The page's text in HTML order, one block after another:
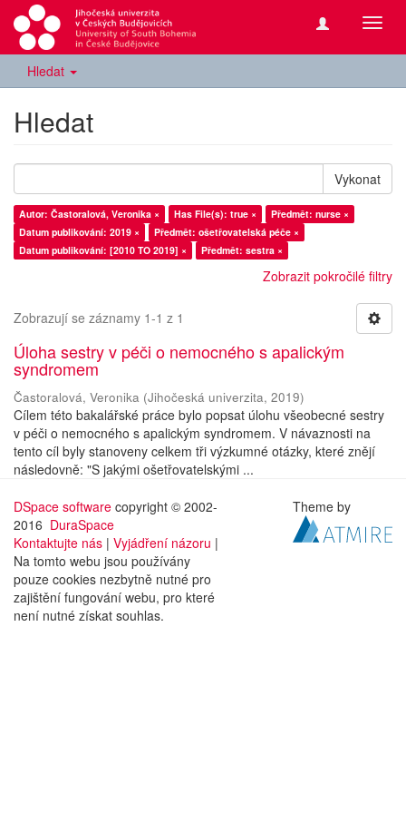
Hledat
Hledat
Vykonat
Autor: Častoralová, Veronika × Has File(s): true ×
Předmět: nurse ×
Datum publikování: 2019 ×
Předmět: ošetřovatelská péče ×
Datum publikování: [2010 TO 2019] ×
Předmět: sestra ×
Zobrazit pokročilé filtry
Zobrazují se záznamy 1-1 z 1
Úloha sestry v péči o nemocného s apalickým
syndromem
Častoralová, Veronika (Jihočeská univerzita, 2019)
Cílem této bakalářské práce bylo popsat úlohu všeobecné sestry
v péči o nemocného s apalickým syndromem. V návaznosti na
tento cíl byly stanoveny celkem tři výzkumné otázky, které znějí
následovně: "S jakými ošetřovatelskými ...
DSpace software copyright © 2002-
2016 DuraSpace
Kontaktujte nás | Vyjádření názoru |
Na tomto webu jsou používány
pouze cookies nezbytně nutné pro
zajištění fungování webu, pro které
není nutné získat souhlas.
Theme by